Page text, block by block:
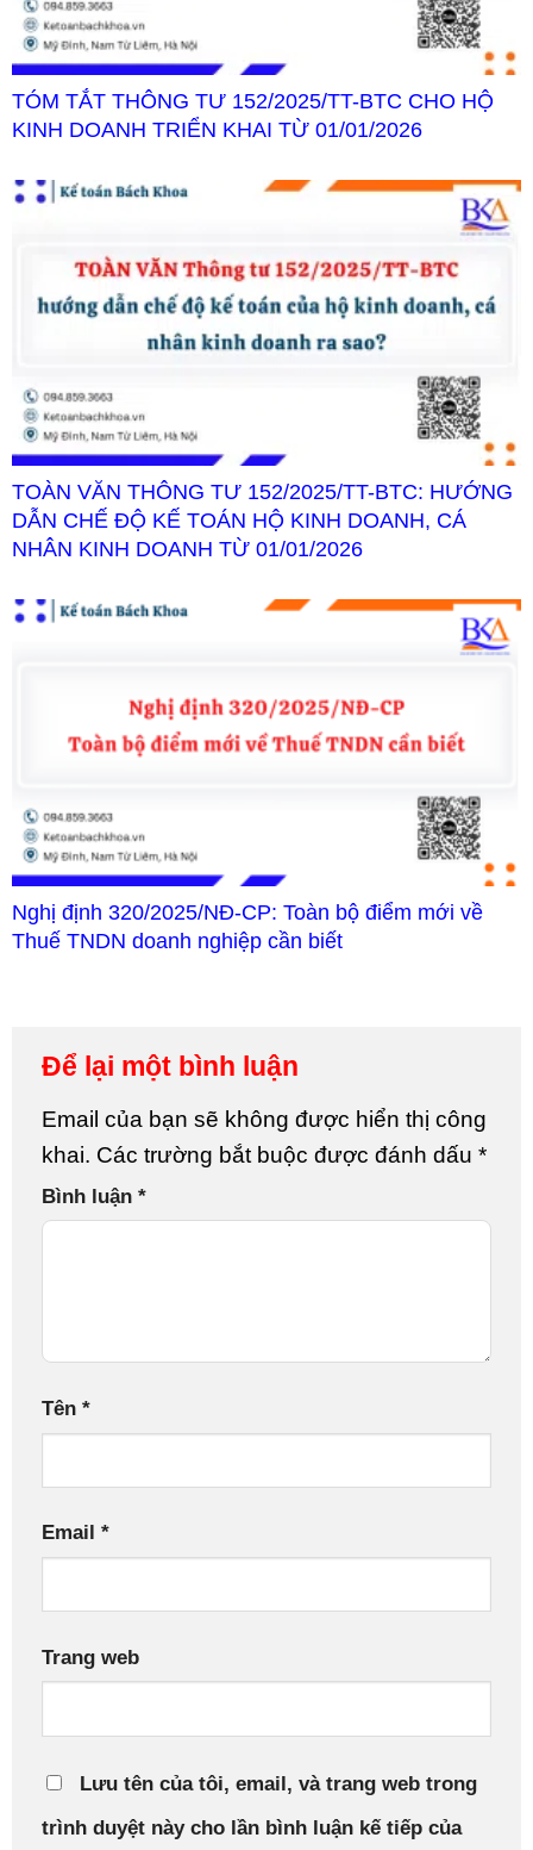
TÓM TẮT THÔNG TƯ 152/2025/TT-BTC CHO HỘ
KINH DOANH TRIỂN KHAI TỪ 01/01/2026
TOÀN VĂN THÔNG TƯ 152/2025/TT-BTC: HƯỚNG
DẪN CHẾ ĐỘ KẾ TOÁN HỘ KINH DOANH, CÁ
NHÂN KINH DOANH TỪ 01/01/2026
Nghị định 320/2025/NĐ-CP: Toàn bộ điểm mới về
Thuế TNDN doanh nghiệp cần biết
Để lại một bình luận
Email của bạn sẽ không được hiển thị công
khai. Các trường bắt buộc được đánh dấu *
Bình luận *
Tên *
Email *
Trang web
Lưu tên của tôi, email, và trang web trong
trình duyệt này cho lần bình luận kế tiếp của